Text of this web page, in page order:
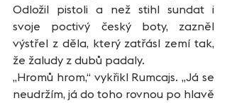
Odložil pistoli a než stihl sundat i
svoje poctivý český boty, zazněl
výstřel z děla, který zatřásl zemí tak,
že žaludy z dubů padaly.
„Hromů hrom,“ vykřikl Rumcajs. „Já se
neudržím, já do toho rovnou po hlavě